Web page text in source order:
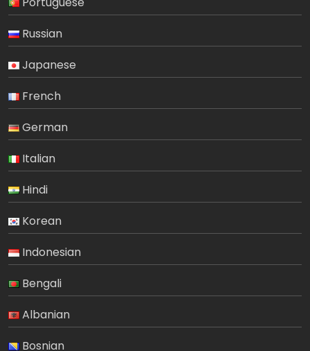
Russian
Japanese
French
German
Italian
Hindi
Korean
Indonesian
Bengali
Albanian
Bosnian